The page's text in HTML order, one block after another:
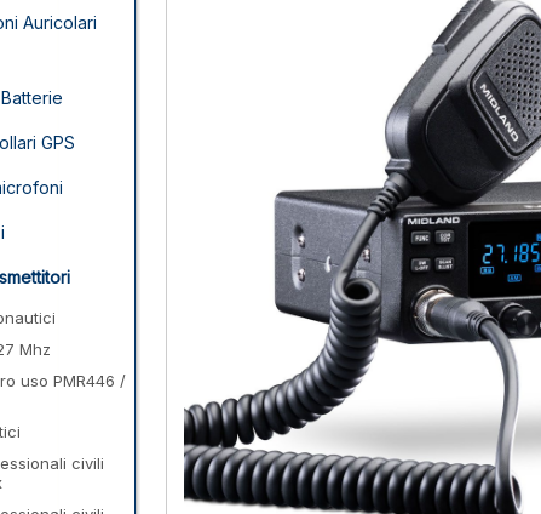
Auricolari
GPS
Mhz
uso PMR446 /
civili